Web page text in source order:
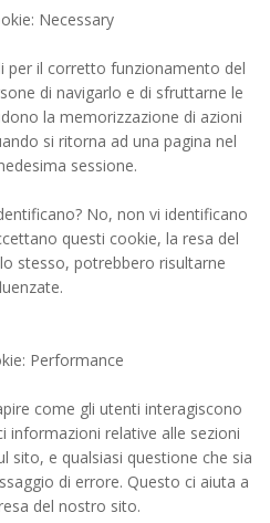
Necessary
per il corretto funzionamento del
di navigarlo e di sfruttarne le
la memorizzazione di azioni
si ritorna ad una pagina nel
sessione.
No, non vi identificano
questi cookie, la resa del
stesso, potrebbero risultarne
Performance
come gli utenti interagiscono
informazioni relative alle sezioni
sito, e qualsiasi questione che sia
di errore. Questo ci aiuta a
del nostro sito.